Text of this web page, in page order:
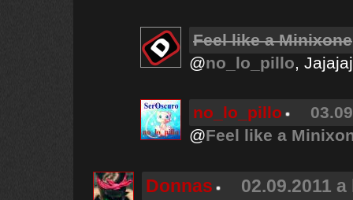
Feel like a Minixone
@no_lo_pillo,
no_lo_pillo
@Feel like a
Donnas
02.09.2011